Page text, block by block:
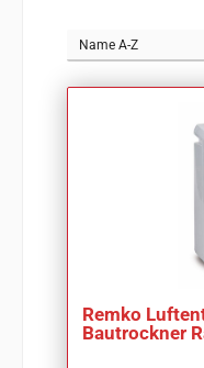
Remko
Bautrockner